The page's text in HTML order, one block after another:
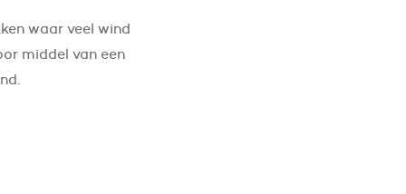
waar veel wind
middel van een